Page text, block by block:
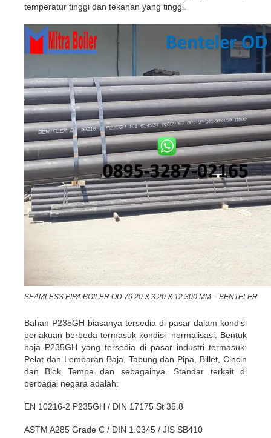
temperatur tinggi dan tekanan yang tinggi.
SEAMLESS PIPA BOILER OD 76.20 X 3.20 X 12.300 MM – BENTELER
Bahan P235GH biasanya tersedia di pasar dalam kondisi
perlakuan berbeda termasuk kondisi normalisasi. Bentuk
baja P235GH yang tersedia di pasar industri termasuk:
Pelat dan Lembaran Baja, Tabung dan Pipa, Billet, Cincin
dan Blok Tempa dan sebagainya. Standar terkait di
berbagai negara adalah:
EN 10216-2 P235GH / DIN 17175 St 35.8
ASTM A285 Grade C / DIN 1.0345 / JIS SB410